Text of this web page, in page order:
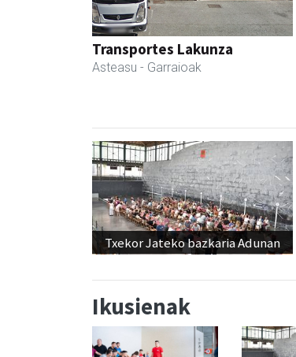
Transportes Lakunza
Asteasu - Garraioak
Txekor Jateko bazkaria Adunan
Ikusienak